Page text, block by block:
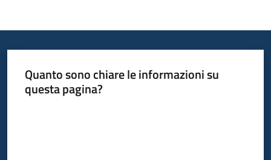
Quanto sono chiare le informazioni su
questa pagina?